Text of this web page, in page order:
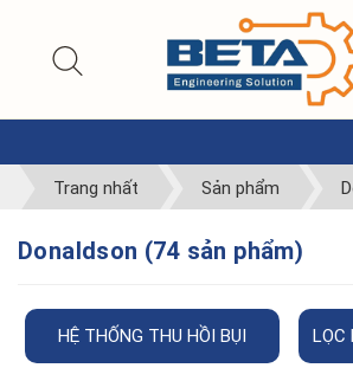
Trang nhất Sản phẩm
Donaldson (74 sản phẩm)
HỆ THỐNG THU HỒI BỤI LỌC